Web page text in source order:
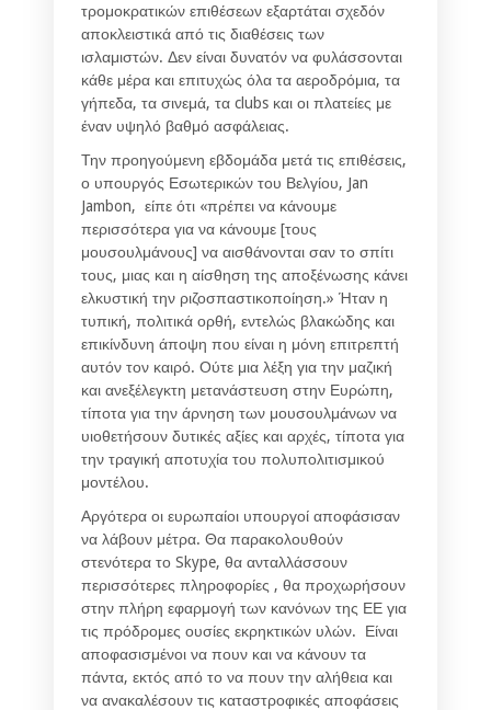
τρομοκρατικών επιθέσεων εξαρτάται σχεδόν
αποκλειστικά από τις διαθέσεις των
ισλαμιστών. Δεν είναι δυνατόν να φυλάσσονται
κάθε μέρα και επιτυχώς όλα τα αεροδρόμια, τα
γήπεδα, τα σινεμά, τα clubs και οι πλατείες με
έναν υψηλό βαθμό ασφάλειας.
Την προηγούμενη εβδομάδα μετά τις επιθέσεις,
ο υπουργός Εσωτερικών του Βελγίου, Jan
Jambon, είπε ότι «πρέπει να κάνουμε
περισσότερα για να κάνουμε [τους
μουσουλμάνους] να αισθάνονται σαν το σπίτι
τους, μιας και η αίσθηση της αποξένωσης κάνει
ελκυστική την ριζοσπαστικοποίηση.» Ήταν η
τυπική, πολιτικά ορθή, εντελώς βλακώδης και
επικίνδυνη άποψη που είναι η μόνη επιτρεπτή
αυτόν τον καιρό. Ούτε μια λέξη για την μαζική
και ανεξέλεγκτη μετανάστευση στην Ευρώπη,
τίποτα για την άρνηση των μουσουλμάνων να
υιοθετήσουν δυτικές αξίες και αρχές, τίποτα για
την τραγική αποτυχία του πολυπολιτισμικού
μοντέλου.
Αργότερα οι ευρωπαίοι υπουργοί αποφάσισαν
να λάβουν μέτρα. Θα παρακολουθούν
στενότερα το Skype, θα ανταλλάσσουν
περισσότερες πληροφορίες , θα προχωρήσουν
στην πλήρη εφαρμογή των κανόνων της ΕΕ για
τις πρόδρομες ουσίες εκρηκτικών υλών. Είναι
αποφασισμένοι να πουν και να κάνουν τα
πάντα, εκτός από το να πουν την αλήθεια και
να ανακαλέσουν τις καταστροφικές αποφάσεις